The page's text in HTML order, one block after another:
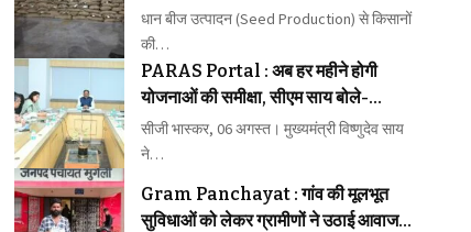
कराएं पंजीयन
धान बीज उत्पादन (Seed Production) से किसानों
की…
PARAS Portal : अब हर महीने होगी
योजनाओं की समीक्षा, सीएम साय बोले-
लापरवाही बिल्कुल बर्दाश्त नहीं
सीजी भास्कर, 06 अगस्त। मुख्यमंत्री विष्णुदेव साय
ने…
Gram Panchayat : गांव की मूलभूत
सुविधाओं को लेकर ग्रामीणों ने उठाई आवाज,